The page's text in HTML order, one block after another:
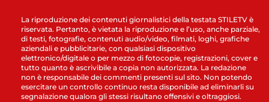
La riproduzione dei contenuti giornalistici della testata STILETV è
riservata. Pertanto, è vietata la riproduzione e l’uso, anche parziale,
di testi, fotografie, contenuti audio/video, filmati, loghi, grafiche
aziendali e pubblicitarie, con qualsiasi dispositivo
elettronico/digitale o per mezzo di fotocopie, registrazioni, cover e
tutto quanto è ascrivibile a copia non autorizzata. La redazione
non è responsabile dei commenti presenti sul sito. Non potendo
esercitare un controllo continuo resta disponibile ad eliminarli su
segnalazione qualora gli stessi risultano offensivi e oltraggiosi.